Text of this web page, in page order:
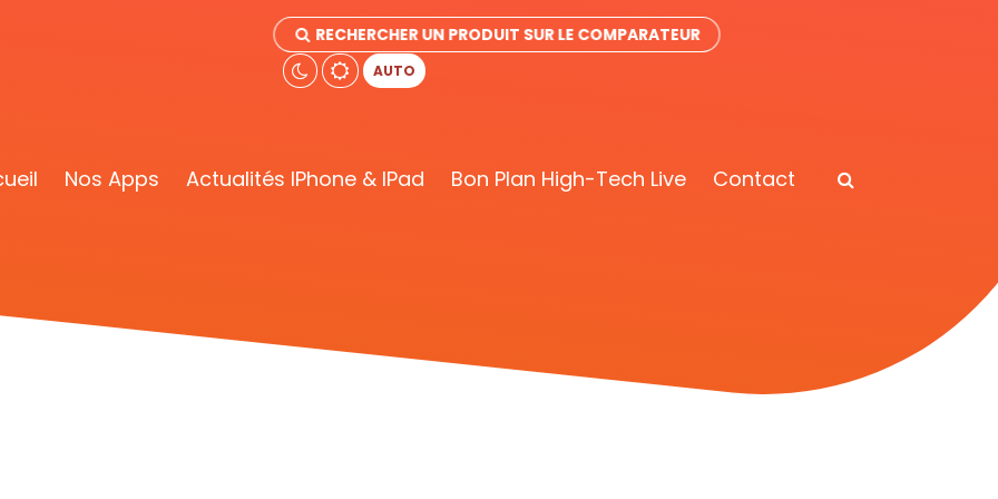
RECHERCHER UN PRODUIT SUR LE COMPARATEUR
AUTO
Nos Apps Actualités IPhone & IPad Bon Plan High-Tech Live Contact